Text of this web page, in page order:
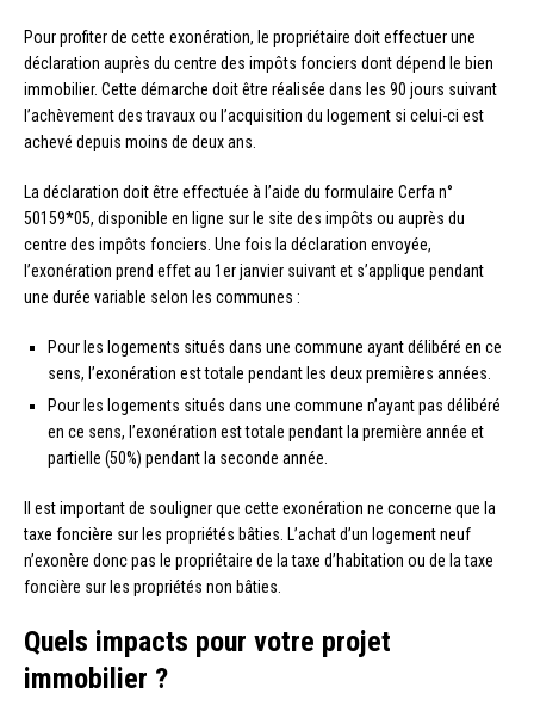
Pour profiter de cette exonération, le propriétaire doit effectuer une
déclaration auprès du centre des impôts fonciers dont dépend le bien
immobilier. Cette démarche doit être réalisée dans les 90 jours suivant
l’achèvement des travaux ou l’acquisition du logement si celui-ci est
achevé depuis moins de deux ans.
La déclaration doit être effectuée à l’aide du formulaire Cerfa n°
50159*05, disponible en ligne sur le site des impôts ou auprès du
centre des impôts fonciers. Une fois la déclaration envoyée,
l’exonération prend effet au 1er janvier suivant et s’applique pendant
une durée variable selon les communes :
Pour les logements situés dans une commune ayant délibéré en ce
sens, l’exonération est totale pendant les deux premières années.
Pour les logements situés dans une commune n’ayant pas délibéré
en ce sens, l’exonération est totale pendant la première année et
partielle (50%) pendant la seconde année.
Il est important de souligner que cette exonération ne concerne que la
taxe foncière sur les propriétés bâties. L’achat d’un logement neuf
n’exonère donc pas le propriétaire de la taxe d’habitation ou de la taxe
foncière sur les propriétés non bâties.
Quels impacts pour votre projet
immobilier ?